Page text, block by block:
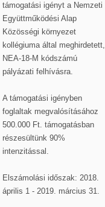
támogatási igényt a Nemzeti
Együttműködési Alap
Közösségi környezet
kollégiuma által meghirdetett,
NEA-18-M kódszámú
pályázati felhívásra.
A támogatási igényben
foglaltak megvalósításához
500.000 Ft. támogatásban
részesültünk 90%
intenzitással.
Elszámolási időszak: 2018.
április 1 - 2019. március 31.